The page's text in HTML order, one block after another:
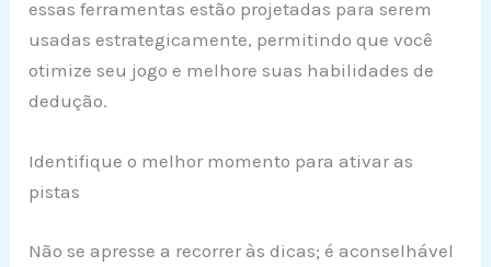
essas ferramentas estão projetadas para serem
usadas estrategicamente, permitindo que você
otimize seu jogo e melhore suas habilidades de
dedução.
Identifique o melhor momento para ativar as
pistas
Não se apresse a recorrer às dicas; é aconselhável